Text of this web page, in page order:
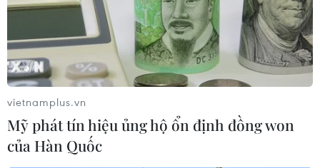
vietnamplus.vn
Mỹ phát tín hiệu ủng hộ ổn định đồng won
của Hàn Quốc